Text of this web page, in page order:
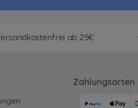
ab 25€
Zahlungsarten